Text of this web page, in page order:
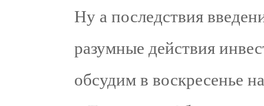
Ну а последствия
разумные действия
обсудим в воскресенье